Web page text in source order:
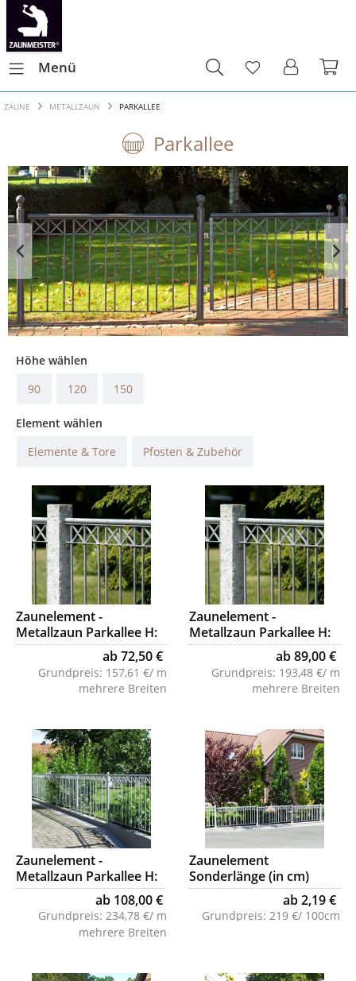
Menü
ZÄUNE METALLZAUN PARKALLEE
Parkallee
Höhe wählen
90
120 150
Element wählen
Elemente & Tore
Pfosten & Zubehör
Zaunelement -
Metallzaun Parkallee H:
90cm
ab 72,50 €
Grundpreis: 157,61 €/ m
mehrere Breiten
Zaunelement -
Metallzaun Parkallee H:
120cm
ab 89,00 €
Grundpreis: 193,48 €/ m
mehrere Breiten
Zaunelement -
Metallzaun Parkallee H:
150cm
ab 108,00 €
Grundpreis: 234,78 €/ m
mehrere Breiten
Zaunelement
Sonderlänge (in cm)
Parkallee, H: 90cmab 2,19 €
Grundpreis: 219 €/ 100cm